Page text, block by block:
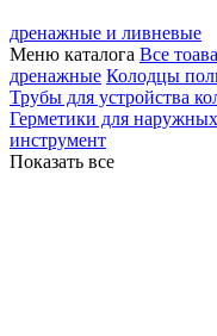
дренажные и ливневые
Меню каталога Все
дренажные Колодцы
Трубы для устройства
Герметики для
инструмент
Показать все